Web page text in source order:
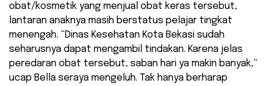
obat/kosmetik yang menjual obat keras tersebut,
lantaran anaknya masih berstatus pelajar tingkat
menengah. “Dinas Kesehatan Kota Bekasi sudah
seharusnya dapat mengambil tindakan. Karena jelas
peredaran obat tersebut, saban hari ya makin banyak,”
ucap Bella seraya mengeluh. Tak hanya berharap